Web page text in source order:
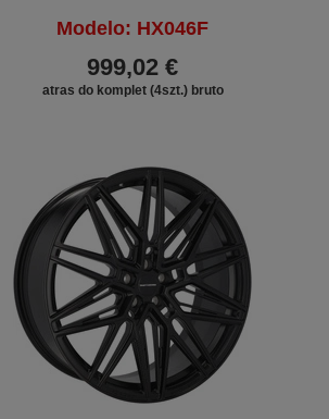
Modelo: HX046F
999,02 €
atras do komplet (4szt.) bruto